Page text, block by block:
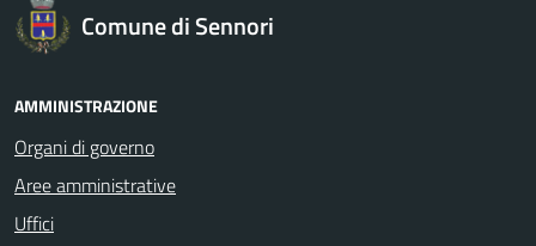
Comune di Sennori
AMMINISTRAZIONE
Organi di governo
Aree amministrative
Uffici